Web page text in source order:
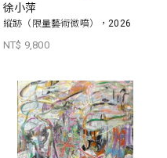
徐小萍
縱跡（限量藝術微噴），2026
NT$ 9,800